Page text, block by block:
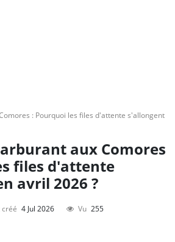
: Pourquoi les files d'attente s'allongent
aux Comores
files d'attente
avril 2026 ?
créé 4 Jul 2026 Vu 255